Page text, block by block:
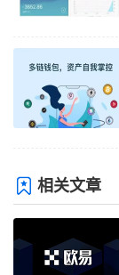
相关文章